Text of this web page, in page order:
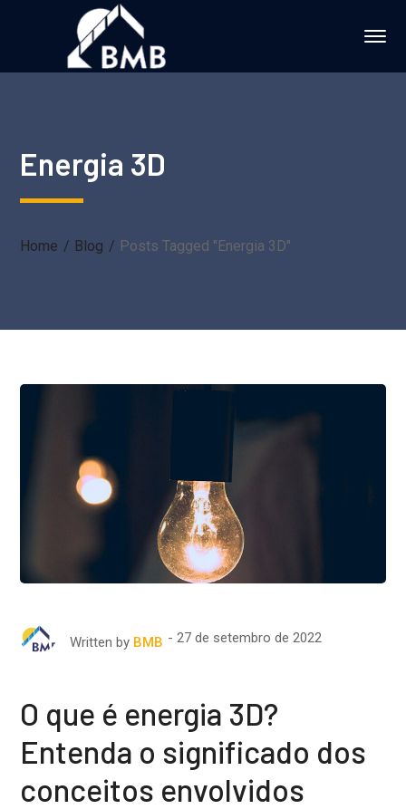
Energia 3D
Home Blog Posts Tagged "Energia 3D"
Written by BMB 27 de setembro de 2022
O que é energia 3D?
Entenda o significado dos
conceitos envolvidos